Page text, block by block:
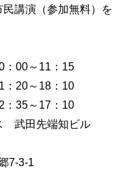
演（参加無料）を
11：15
～18：10
～17：10
武田先端知ビル
3-1